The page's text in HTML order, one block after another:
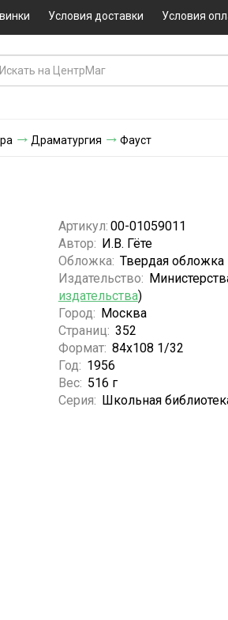
Условия доставки Условия
Драматургия Фауст
Артикул: 00-01059011
Автор: И.В. Гёте
Обложка: Твердая обложка
Издательство:
издательства)
Город: Москва
Страниц: 352
Формат: 84x108 1/32
Год: 1956
Вес: 516 г
Серия: Школьная